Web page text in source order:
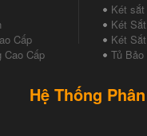
Cấp
Cao Cấp
Két
Két
Két
Tủ Bảo
Hệ Thống